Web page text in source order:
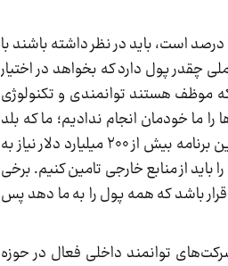
وزیر نفت در مورد سهم ۱۹.۹ درصدی پتروپارس توضیح داد «می‌گویند چرا سهم شرکت پتروپارس ۱۹.۹ درصد است، باید در نظر داشته باشند با
ملی چقدر پول دارد که بخواهد در اختیار
موظف هستند توانمندی و تکنولوژی
ما خودمان انجام ندادیم؛ ما که بلد
بودیم، پول هم داشتیم و فازهای دیگری را هم انجام داده بودیم. باید در این زمینه بگویم که ما در این برنامه بیش از ۲۰۰ میلیارد دلار نیاز به
ما اینها را چطور از منابع داخلی باید تامین کنیم. بنابراین حدود ۶۵ تا ۷۰ درصد را باید از منابع خارجی تامین کنیم. برخی
ذخیره پول بگیریم و قرار باشد که همه پول را به ما دهد پس
توانمند داخلی فعال در حوزه